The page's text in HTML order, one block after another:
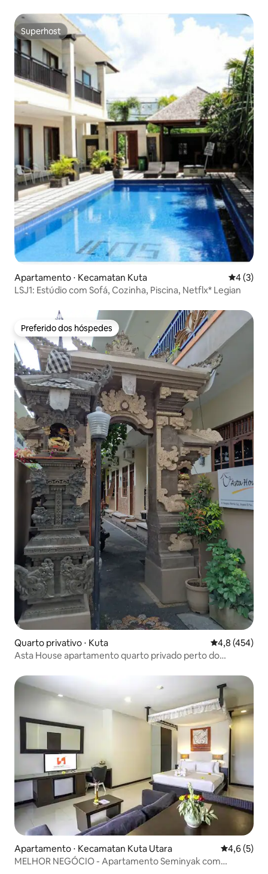
Superhost
Superhost
Apartamento ⋅ Kecamatan Kuta 4 de
4 (3)
LSJ1: Estúdio com Sofá, Cozinha, Piscina, Netflx* Legian
Preferido dos hóspedes
Preferido dos hóspedes
Quarto privativo ⋅ Kuta 4,8 de uma
4,8 (454)
Asta House apartamento quarto privado perto do
Apartamento ⋅ Kecamatan Kuta Utara 4,6 de
4,6 (5)
MELHOR NEGÓCIO - Apartamento Seminyak com